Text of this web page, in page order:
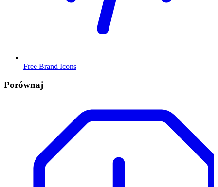
Free Brand Icons
Porównaj